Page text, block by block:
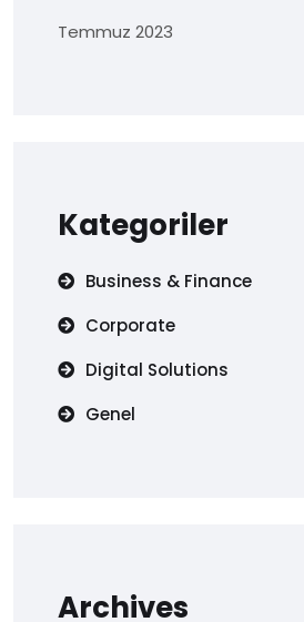
Temmuz 2023
Kategoriler
Business & Finance
Corporate
Digital Solutions
Genel
Archives